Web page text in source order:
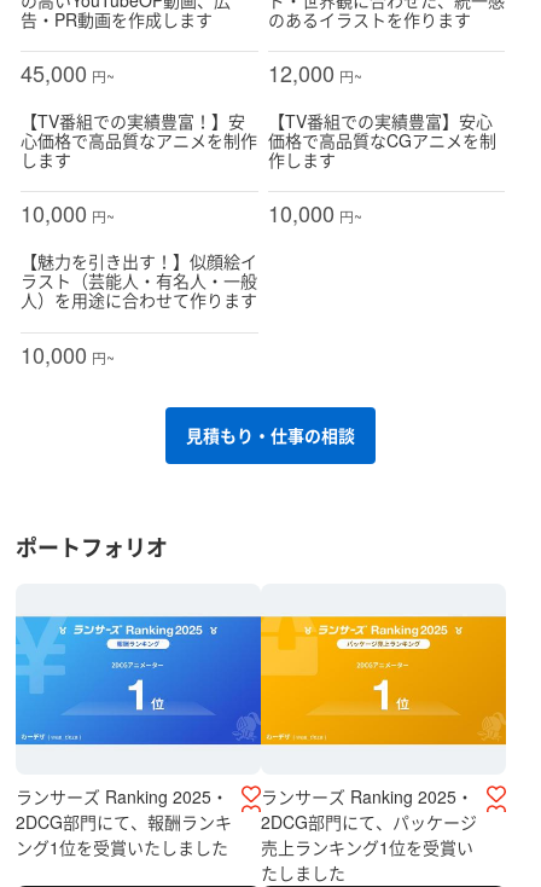
告・PR動画を作成します
45,000 円~
のあるイラストを作ります
12,000 円~
【TV番組での実績豊富！】安
心価格で高品質なアニメを制作
します
10,000 円~
【TV番組での実績豊富】安心
価格で高品質なCGアニメを制
作します
10,000 円~
【魅力を引き出す！】似顔絵イ
ラスト（芸能人・有名人・一般
人）を用途に合わせて作ります
10,000 円~
見積もり・仕事の相談
ポートフォリオ
ランサーズ Ranking 2025・
2DCG部門にて、報酬ランキ
ング1位を受賞いたしました
ランサーズ Ranking 2025・
2DCG部門にて、パッケージ
売上ランキング1位を受賞い
たしました